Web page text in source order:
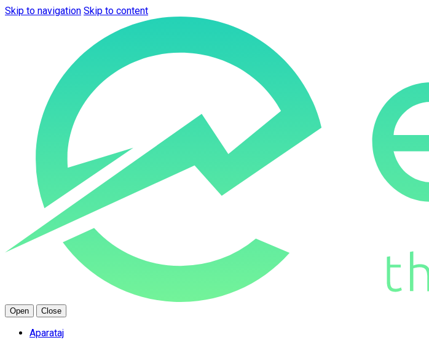
Skip to navigation Skip to content
Open Close
Aparataj